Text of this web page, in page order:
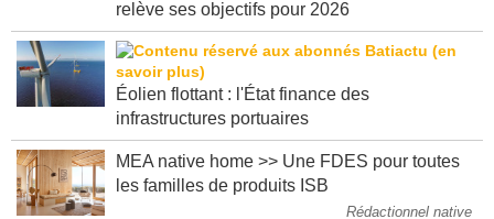
Éolien flottant : l'État finance des
MEA native home >> Une FDES pour toutes